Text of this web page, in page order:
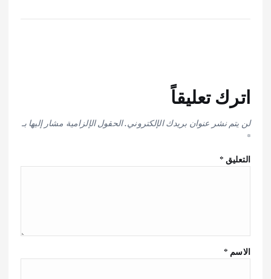
اترك تعليقاً
لن يتم نشر عنوان بريدك الإلكتروني.الحقول الإلزامية مشار إليها بـ
*
التعليق*
الاسم *